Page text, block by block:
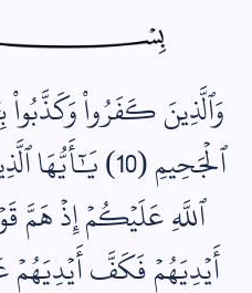
وَٱلَّذِينَ كَفَرُواْ
ٱلۡجَحِيمِ (10)
ٱللَّهِ عَلَيۡكُمۡ إِذۡ هَمَّ
أَيۡدِيَهُمۡ فَكَفَّ أَيۡدِيَهُمۡ